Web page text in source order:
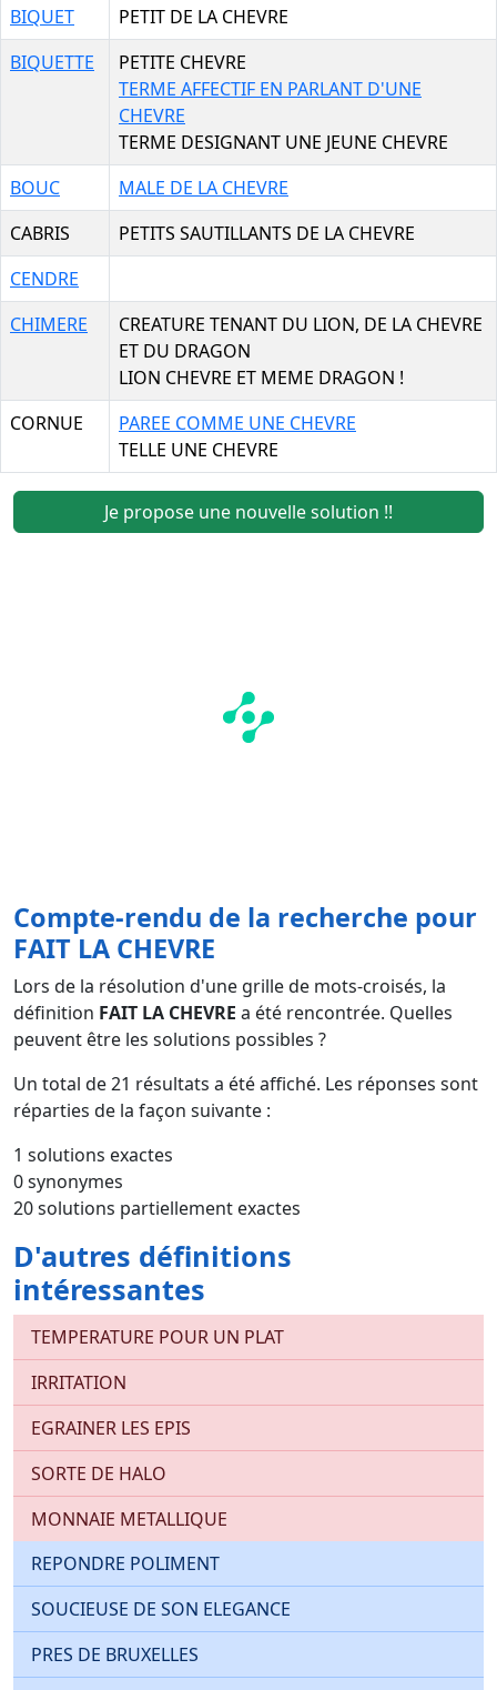
BIQUET
PETIT DE LA CHEVRE
BIQUETTE
PETITE CHEVRE
TERME AFFECTIF EN PARLANT D'UNE
CHEVRE
TERME DESIGNANT UNE JEUNE CHEVRE
BOUC
MALE DE LA CHEVRE
CABRIS
PETITS SAUTILLANTS DE LA CHEVRE
CENDRE
CHIMERE
CREATURE TENANT DU LION, DE LA CHEVRE
ET DU DRAGON
LION CHEVRE ET MEME DRAGON !
CORNUE
PAREE COMME UNE CHEVRE
TELLE UNE CHEVRE
Je propose une nouvelle solution !!
Compte-rendu de la recherche pour
FAIT LA CHEVRE
Lors de la résolution d'une grille de mots-croisés, la
définition FAIT LA CHEVRE a été rencontrée. Quelles
peuvent être les solutions possibles ?
Un total de21 résultats a été affiché. Les réponses sont
réparties de la façon suivante :
1 solutions exactes
0 synonymes
20 solutions partiellement exactes
D'autres définitions
intéressantes
TEMPERATURE POUR UN PLAT
IRRITATION
EGRAINER LES EPIS
SORTE DE HALO
MONNAIE METALLIQUE
REPONDRE POLIMENT
SOUCIEUSE DE SON ELEGANCE
PRES DE BRUXELLES